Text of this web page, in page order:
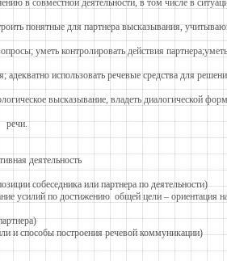
в совместной деятельности, в том числе в
понятные для партнера высказывания,
уметь контролировать действия партнера;уметь
адекватно использовать речевые средства для
высказывание, владеть диалогической
речи.
деятельность
собеседника или партнера по деятельности)
усилий по достижению общей цели – ориентация
и способы построения речевой коммуникации)